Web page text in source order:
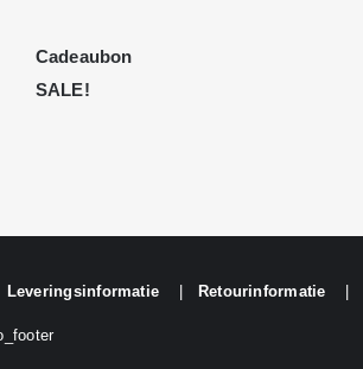
Cadeaubon
SALE!
Leveringsinformatie Retourinformatie